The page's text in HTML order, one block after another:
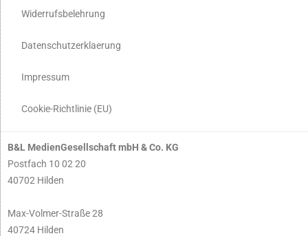
Widerrufsbelehrung
Datenschutzerklaerung
Impressum
Cookie-Richtlinie (EU)
B&L MedienGesellschaft mbH & Co. KG
Postfach 10 02 20
40702 Hilden
Max-Volmer-Straße 28
40724 Hilden